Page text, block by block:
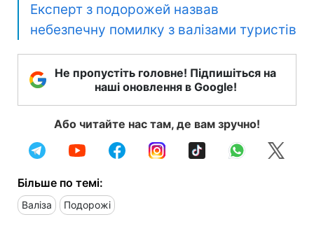
Експерт з подорожей назвав
небезпечну помилку з валізами туристів
Не пропустіть головне! Підпишіться на
наші оновлення в Google!
Або читайте нас там, де вам зручно!
Більше по темі:
Валіза Подорожі